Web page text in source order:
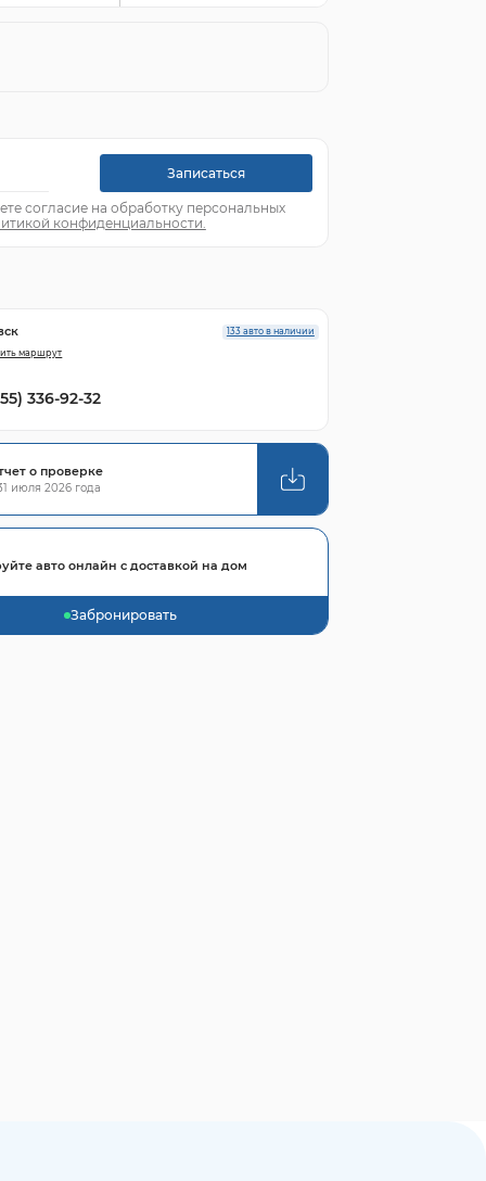
Записаться
согласие на обработку персональных
конфиденциальности.
133 авто в наличии
маршрут
336-92-32
о проверке
июля 2026 года
авто онлайн с доставкой на дом
Забронировать